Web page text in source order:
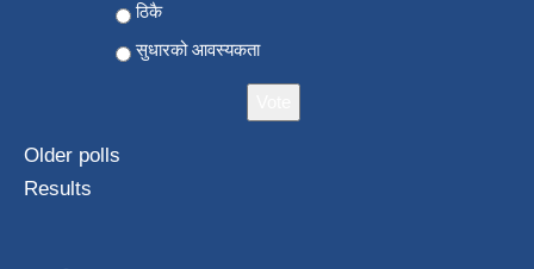
ठिकै
सुधारको आवस्यकता
Older polls
Results